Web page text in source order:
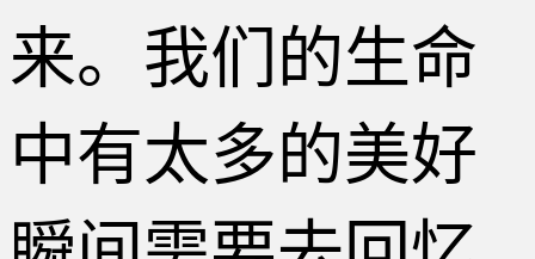
来。我们的生命
中有太多的美好